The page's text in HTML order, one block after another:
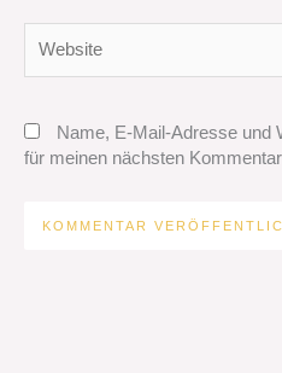
Name, E-Mail-Adresse und
für meinen nächsten